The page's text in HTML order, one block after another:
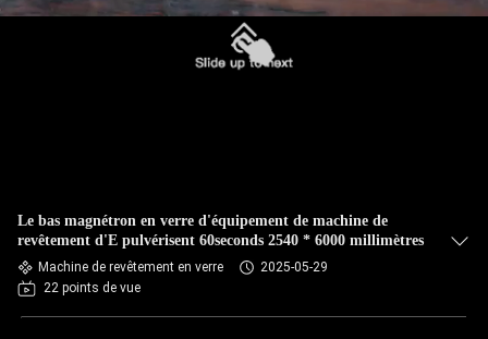
Le bas magnétron en verre d'équipement de machine de
revêtement d'E pulvérisent 60seconds 2540 * 6000 millimètres
Machine de revêtement en verre
2025-05-29
22 points de vue